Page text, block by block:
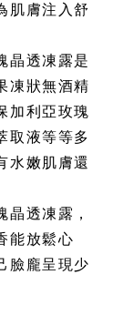
肌膚注入舒
晶透凍露是
凍狀無酒精
加利亞玫瑰
取液等等多
水嫩肌膚還
晶透凍露，
能放鬆心
臉龐呈現少